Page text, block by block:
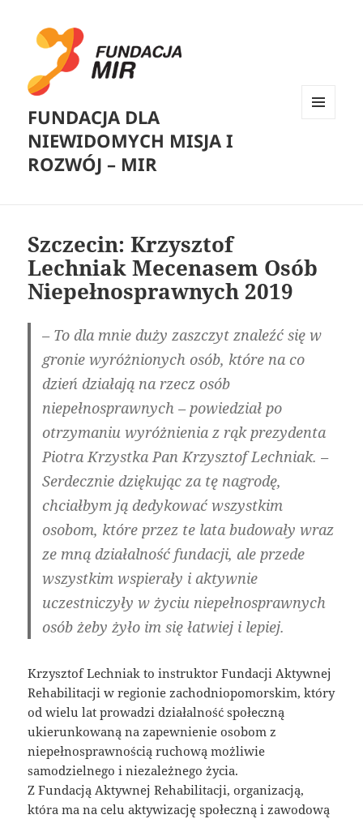
FUNDACJA DLA
NIEWIDOMYCH MISJA I
ROZWÓJ – MIR
Szczecin: Krzysztof
Lechniak Mecenasem Osób
Niepełnosprawnych 2019
– To dla mnie duży zaszczyt znaleźć się w
gronie wyróżnionych osób, które na co
dzień działają na rzecz osób
niepełnosprawnych – powiedział po
otrzymaniu wyróżnienia z rąk prezydenta
Piotra Krzystka Pan Krzysztof Lechniak. –
Serdecznie dziękując za tę nagrodę,
chciałbym ją dedykować wszystkim
osobom, które przez te lata budowały wraz
ze mną działalność fundacji, ale przede
wszystkim wspierały i aktywnie
uczestniczyły w życiu niepełnosprawnych
osób żeby żyło im się łatwiej i lepiej.
Krzysztof Lechniak to instruktor Fundacji Aktywnej
Rehabilitacji w regionie zachodniopomorskim, który
od wielu lat prowadzi działalność społeczną
ukierunkowaną na zapewnienie osobom z
niepełnosprawnością ruchową możliwie
samodzielnego i niezależnego życia.
Z Fundacją Aktywnej Rehabilitacji, organizacją,
która ma na celu aktywizację społeczną i zawodową